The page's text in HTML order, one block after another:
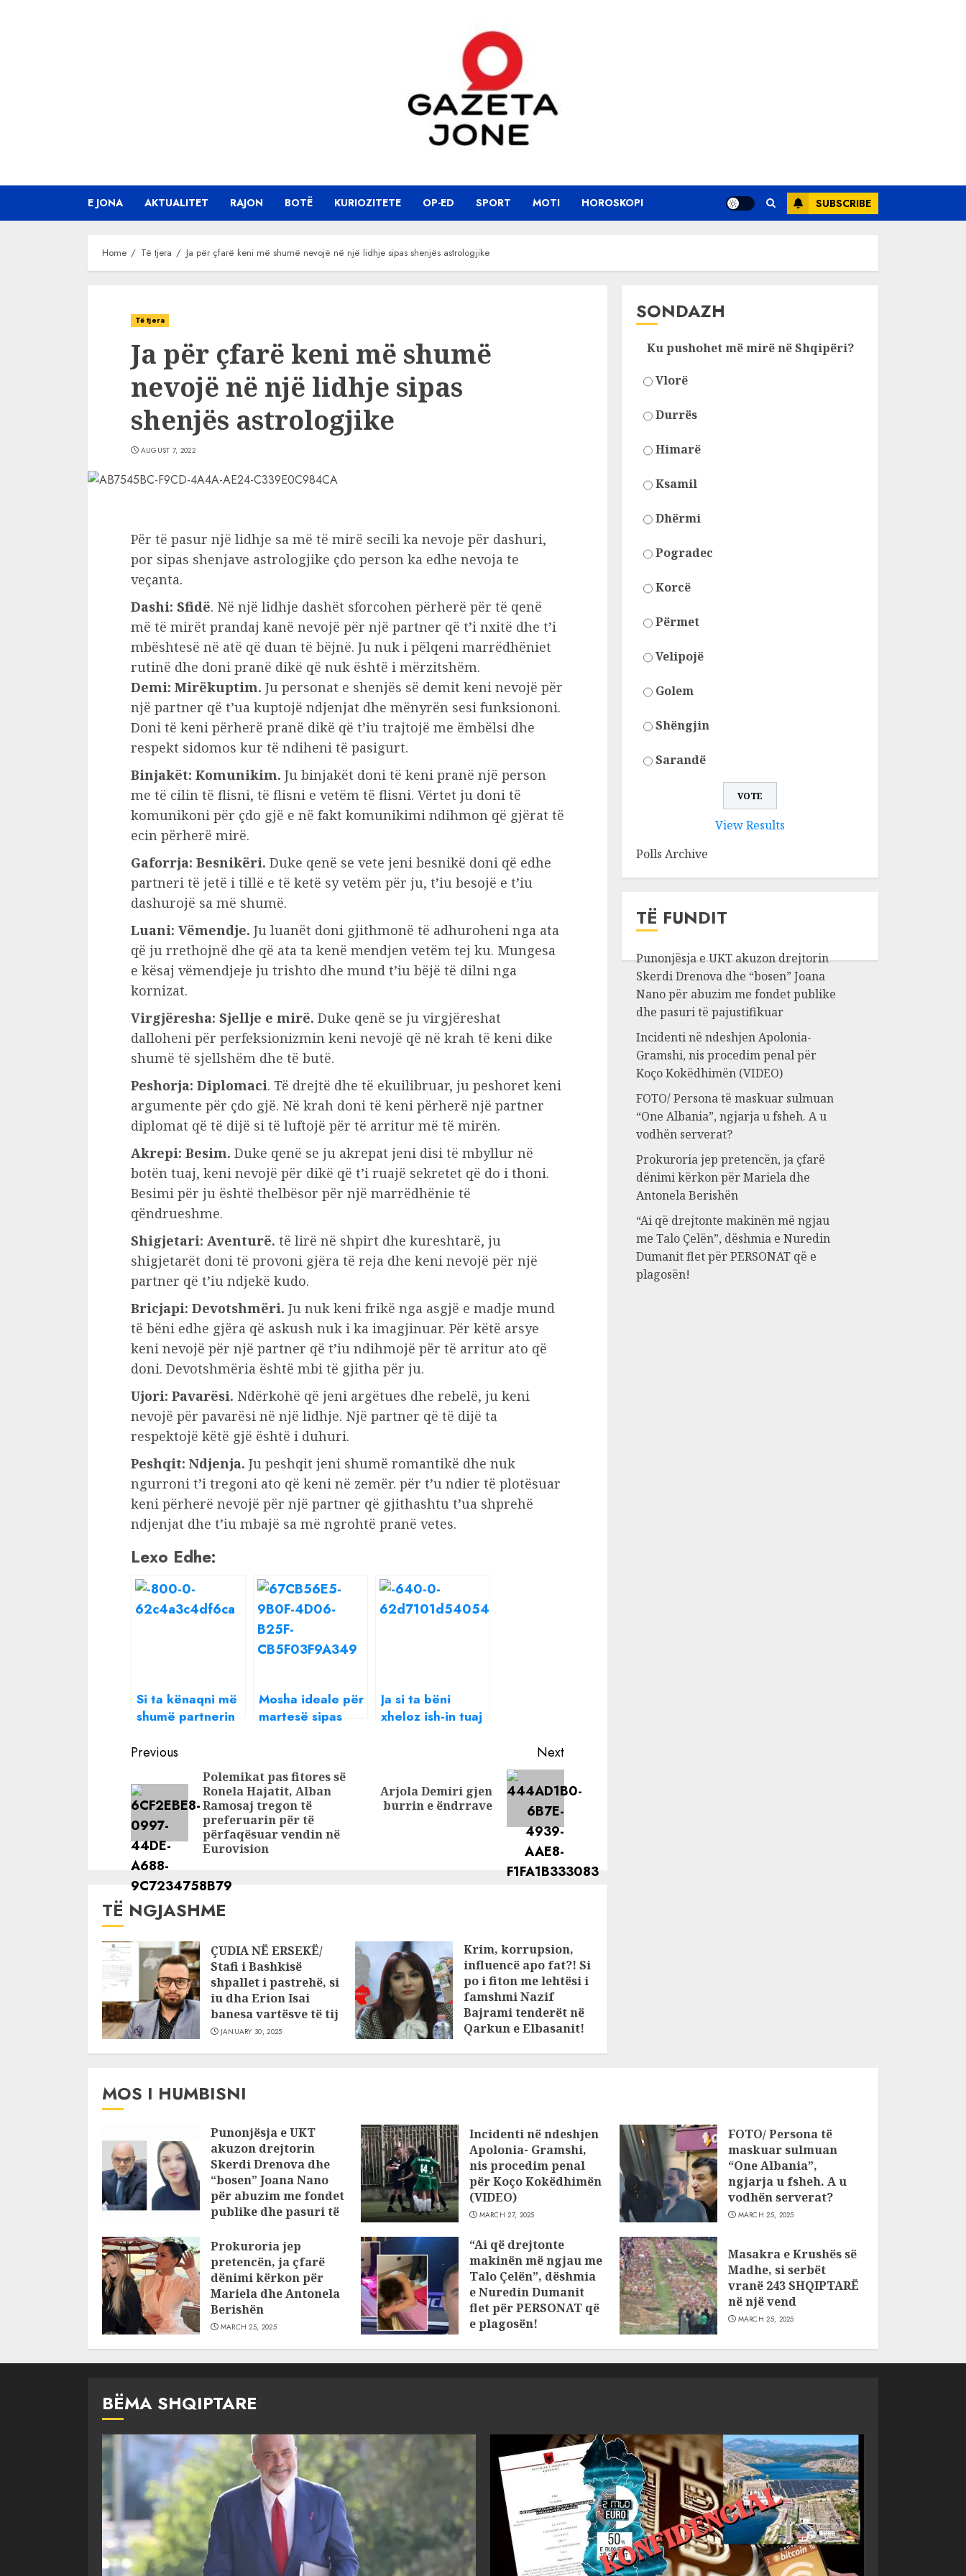
E JONA AKTUALITET RAJON BOTË KURIOZITETE OP-ED SPORT MOTI HOROSKOPI SUBSCRIBE
Home Të tjera Ja për çfarë keni më shumë nevojë në një lidhje sipas shenjës astrologjike
Të tjera
Ja për çfarë keni më shumë
nevojë në një lidhje sipas
shenjës astrologjike
AUGUST 7, 2022
Për të pasur një lidhje sa më të mirë secili ka nevoje për dashuri,
por sipas shenjave astrologjike çdo person ka edhe nevoja te
veçanta.
Dashi: Sfidë. Në një lidhje dashët sforcohen përherë për të qenë
më të mirët prandaj kanë nevojë për një partner që t’i nxitë dhe t’i
mbështesë në atë që duan të bëjnë. Ju nuk i pëlqeni marrëdhëniet
rutinë dhe doni pranë dikë që nuk është i mërzitshëm.
Demi: Mirëkuptim. Ju personat e shenjës së demit keni nevojë për
një partner që t’ua kuptojë ndjenjat dhe mënyrën sesi funksiononi.
Doni të keni përherë pranë dikë që t’iu trajtojë me ëmbëlsi dhe
respekt sidomos kur të ndiheni të pasigurt.
Binjakët: Komunikim. Ju binjakët doni të keni pranë një person
me të cilin të flisni, të flisni e vetëm të flisni. Vërtet ju doni të
komunikoni për çdo gjë e në fakt komunikimi ndihmon që gjërat të
ecin përherë mirë.
Gaforrja: Besnikëri. Duke qenë se vete jeni besnikë doni që edhe
partneri të jetë i tillë e të ketë sy vetëm për ju, t’iu besojë e t’iu
dashurojë sa më shumë.
Luani: Vëmendje. Ju luanët doni gjithmonë të adhuroheni nga ata
që ju rrethojnë dhe që ata ta kenë mendjen vetëm tej ku. Mungesa
e kësaj vëmendjeje ju trishto dhe mund t’iu bëjë të dilni nga
kornizat.
Virgjëresha: Sjellje e mirë. Duke qenë se ju virgjëreshat
dalloheni për perfeksionizmin keni nevojë që në krah të keni dike
shumë të sjellshëm dhe të butë.
Peshorja: Diplomaci. Të drejtë dhe të ekuilibruar, ju peshoret keni
argumente për çdo gjë. Në krah doni të keni përherë një partner
diplomat që të dijë si të luftojë për të arritur më të mirën.
Akrepi: Besim. Duke qenë se ju akrepat jeni disi të mbyllur në
botën tuaj, keni nevojë për dikë që t’i ruajë sekretet që do i thoni.
Besimi për ju është thelbësor për një marrëdhënie të
qëndrueshme.
Shigjetari: Aventurë. të lirë në shpirt dhe kureshtarë, ju
shigjetarët doni të provoni gjëra të reja dhe keni nevojë për një
partner që t’iu ndjekë kudo.
Bricjapi: Devotshmëri. Ju nuk keni frikë nga asgjë e madje mund
të bëni edhe gjëra që askush nuk i ka imagjinuar. Për këtë arsye
keni nevojë për një partner që t’iu ndihmojë për të arritur ato që
doni. Devotshmëria është mbi të gjitha për ju.
Ujori: Pavarësi. Ndërkohë që jeni argëtues dhe rebelë, ju keni
nevojë për pavarësi në një lidhje. Një partner që të dijë ta
respektojë këtë gjë është i duhuri.
Peshqit: Ndjenja. Ju peshqit jeni shumë romantikë dhe nuk
ngurroni t’i tregoni ato që keni në zemër. për t’u ndier të plotësuar
keni përherë nevojë për një partner që gjithashtu t’ua shprehë
ndjenjat dhe t’iu mbajë sa më ngrohtë pranë vetes.
Lexo Edhe:
Si ta kënaqni më
shumë partnerin
shenjës së tij
astrologjike
Mosha ideale për
martesë sipas
Ja si ta bëni
xheloz ish-in tuaj
Continue
Reading
Previous
Previous
Polemikat pas fitores së
Ronela Hajatit, Alban
Ramosaj tregon të
preferuarin për të
përfaqësuar vendin në
Eurovision
Next
Arjola Demiri gjen
burrin e ëndrrave
TË NGJASHME
ÇUDIA NË ERSEKË/
Stafi i Bashkisë
shpallet i pastrehë, si
iu dha Erion Isai
banesa vartësve të tij
JANUARY 30, 2025
Krim, korrupsion,
influencë apo fat?! Si
po i fiton me lehtësi i
famshmi Nazif
Bajrami tenderët në
Qarkun e Elbasanit!
SONDAZH
Ku pushohet më mirë në Shqipëri?
Vlorë
Durrës
Himarë
Ksamil
Dhërmi
Pogradec
Korcë
Përmet
Velipojë
Golem
Shëngjin
Sarandë
View Results
Polls Archive
TË FUNDIT
Punonjësja e UKT akuzon drejtorin
Skerdi Drenova dhe “bosen” Joana
Nano për abuzim me fondet publike
dhe pasuri të pajustifikuar
Incidenti në ndeshjen Apolonia-
Gramshi, nis procedim penal për
Koço Kokëdhimën (VIDEO)
FOTO/ Persona të maskuar sulmuan
“One Albania”, ngjarja u fsheh. A u
vodhën serverat?
Prokuroria jep pretencën, ja çfarë
dënimi kërkon për Mariela dhe
Antonela Berishën
“Ai që drejtonte makinën më ngjau
me Talo Çelën”, dëshmia e Nuredin
Dumanit flet për PERSONAT që e
plagosën!
MOS I HUMBISNI
Punonjësja e UKT
akuzon drejtorin
Skerdi Drenova dhe
“bosen” Joana Nano
për abuzim me fondet
publike dhe pasuri të
JULY 24, 2025
Incidenti në ndeshjen
Apolonia- Gramshi,
nis procedim penal
për Koço Kokëdhimën
(VIDEO)
MARCH 27, 2025
FOTO/ Persona të
maskuar sulmuan
“One Albania”,
ngjarja u fsheh. A u
vodhën serverat?
MARCH 25, 2025
Prokuroria jep
pretencën, ja çfarë
dënimi kërkon për
Mariela dhe Antonela
Berishën
MARCH 25, 2025
“Ai që drejtonte
makinën më ngjau me
Talo Çelën”, dëshmia
e Nuredin Dumanit
flet për PERSONAT që
e plagosën!
Masakra e Krushës së
Madhe, si serbët
vranë 243 SHQIPTARË
në një vend
MARCH 25, 2025
BËMA SHQIPTARE